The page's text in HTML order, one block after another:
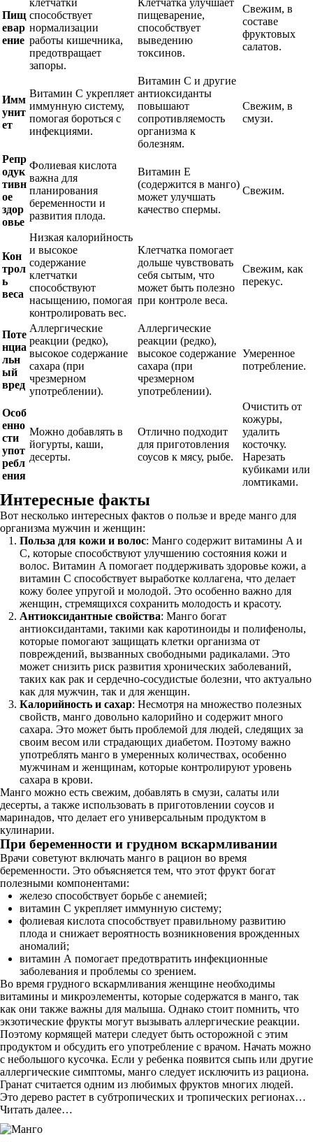
Пищ
евар
ение
клетчатки
способствует
нормализации
работы кишечника,
предотвращает
запоры.
Клетчатка улучшает
пищеварение,
способствует
выведению
токсинов.
Свежим, в
составе
фруктовых
салатов.
Имм
унит
ет
Витамин С укрепляет
иммунную систему,
помогая бороться с
инфекциями.
Витамин С и другие
антиоксиданты
повышают
сопротивляемость
организма к
болезням.
Свежим, в
смузи.
Репр
одук
тивн
ое
здор
овье
Фолиевая кислота
важна для
планирования
беременности и
развития плода.
Витамин Е
(содержится в манго)
может улучшать
качество спермы.
Свежим.
Кон
трол
ь
веса
Низкая калорийность
и высокое
содержание
клетчатки
способствуют
насыщению, помогая
контролировать вес.
Клетчатка помогает
дольше чувствовать
себя сытым, что
может быть полезно
при контроле веса.
Свежим, как
перекус.
Поте
нциа
льн
ый
вред
Аллергические
реакции (редко),
высокое содержание
сахара (при
чрезмерном
употреблении).
Аллергические
реакции (редко),
высокое содержание
сахара (при
чрезмерном
употреблении).
Умеренное
потребление.
Особ
енно
сти
упот
ребл
ения
Можно добавлять в
йогурты, каши,
десерты.
Отлично подходит
для приготовления
соусов к мясу, рыбе.
Очистить от
кожуры,
удалить
косточку.
Нарезать
кубиками или
ломтиками.
Интересные факты
Вот несколько интересных фактов о пользе и вреде манго для
организма мужчин и женщин:
Польза для кожи и волос: Манго содержит витамины A и
C, которые способствуют улучшению состояния кожи и
волос. Витамин A помогает поддерживать здоровье кожи, а
витамин C способствует выработке коллагена, что делает
кожу более упругой и молодой. Это особенно важно для
женщин, стремящихся сохранить молодость и красоту.
Антиоксидантные свойства: Манго богат
антиоксидантами, такими как каротиноиды и полифенолы,
которые помогают защищать клетки организма от
повреждений, вызванных свободными радикалами. Это
может снизить риск развития хронических заболеваний,
таких как рак и сердечно-сосудистые болезни, что актуально
как для мужчин, так и для женщин.
Калорийность и сахар: Несмотря на множество полезных
свойств, манго довольно калорийно и содержит много
сахара. Это может быть проблемой для людей, следящих за
своим весом или страдающих диабетом. Поэтому важно
употреблять манго в умеренных количествах, особенно
мужчинам и женщинам, которые контролируют уровень
сахара в крови.
Манго можно есть свежим, добавлять в смузи, салаты или
десерты, а также использовать в приготовлении соусов и
маринадов, что делает его универсальным продуктом в
кулинарии.
При беременности и грудном вскармливании
Врачи советуют включать манго в рацион во время
беременности. Это объясняется тем, что этот фрукт богат
полезными компонентами:
железо способствует борьбе с анемией;
витамин С укрепляет иммунную систему;
фолиевая кислота способствует правильному развитию
плода и снижает вероятность возникновения врожденных
аномалий;
витамин А помогает предотвратить инфекционные
заболевания и проблемы со зрением.
Во время грудного вскармливания женщине необходимы
витамины и микроэлементы, которые содержатся в манго, так
как они также важны для малыша. Однако стоит помнить, что
экзотические фрукты могут вызывать аллергические реакции.
Поэтому кормящей матери следует быть осторожной с этим
продуктом и обсудить его употребление с врачом. Начать можно
с небольшого кусочка. Если у ребенка появится сыпь или другие
аллергические симптомы, манго следует исключить из рациона.
Гранат считается одним из любимых фруктов многих людей.
Это дерево растет в субтропических и тропических регионах…
Читать далее…